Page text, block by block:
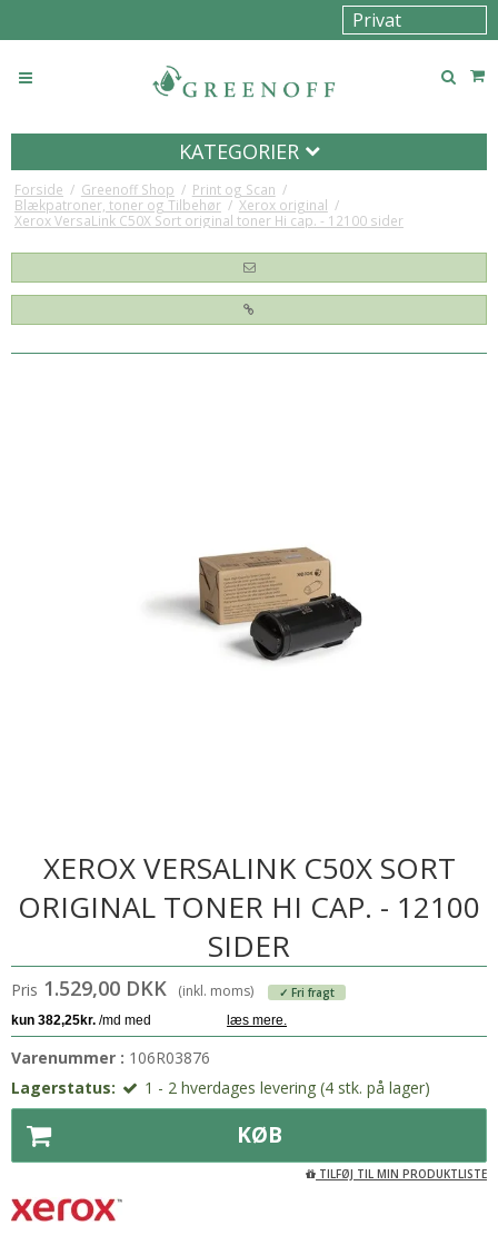
KATEGORIER
Forside / Greenoff Shop / Print og Scan /
Blækpatroner, toner og Tilbehør / Xerox original /
Xerox VersaLink C50X Sort original toner Hi cap. - 12100 sider
XEROX VERSALINK C50X SORT
ORIGINAL TONER HI CAP. - 12100
SIDER
Pris 1.529,00 DKK (inkl. moms) ✓ Fri fragt
Varenummer : 106R03876
Lagerstatus:
1 - 2 hverdages levering (4 stk. på lager)
KØB
TILFØJ TIL MIN PRODUKTLISTE